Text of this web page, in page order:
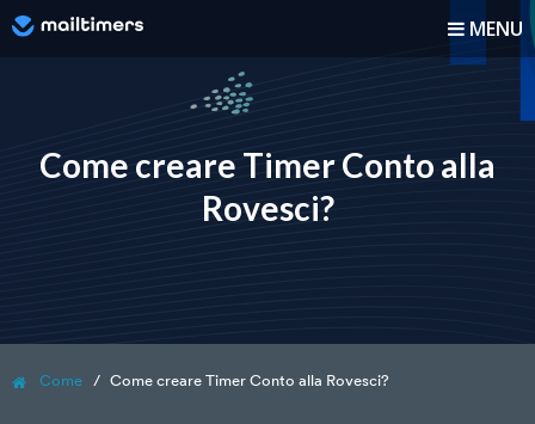
MENU
Come funziona?
Blog
Come creare Timer Conto alla
Rovesci?
Come Come creare Timer Conto alla Rovesci?